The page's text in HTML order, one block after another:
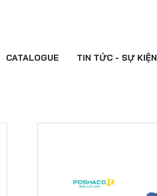
CATALOGUE TIN TỨC - SỰ KIỆN